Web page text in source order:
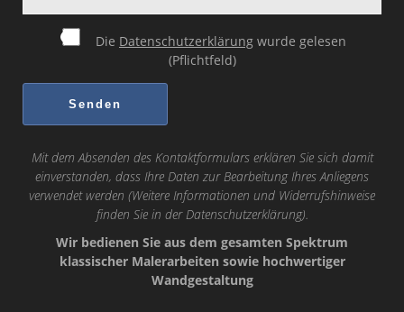
Die Datenschutzerklärung wurde gelesen
(Pflichtfeld)
Mit dem Absenden des Kontaktformulars erklären Sie sich damit
einverstanden, dass Ihre Daten zur Bearbeitung Ihres Anliegens
verwendet werden (Weitere Informationen und Widerrufshinweise
finden Sie in der Datenschutzerklärung).
Wir bedienen Sie aus dem gesamten Spektrum
klassischer Malerarbeiten sowie hochwertiger
Wandgestaltung